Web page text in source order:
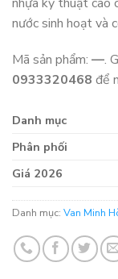
nước sinh hoạt và
Mã sản phẩm: —.
0933320468 để
Danh mục
Phân phối
Giá 2026
Danh mục: Van Minh